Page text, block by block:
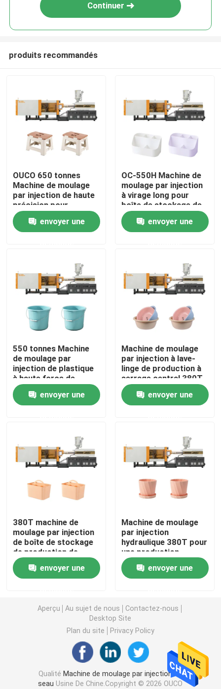
Maison
Produits
Visite d'usine
Contrôle de qualité
Demandez une citation
Machine de moulage par injection de seau
Machine automatique de moulage par injection
Machine hydraulique de moulage par injection
Machine de moulage par injection de haute précision
machine à grande vitesse de moulage par injection
Machine de moulage par injection d'ANIMAL FAMILIER
Machine de moulage par injection de PVC
Mini Injection Molding Machine
Continuer
produits recommandés
OUCO 650 tonnes
Machine de moulage
par injection de haute
précision pour
tabouret pliant en
plastiqueenvoyer une
OC-550H Machine de
moulage par injection
à virage long pour
boîte de stockage de
cosmétiques en
plastiqueenvoyer une
550 tonnes Machine
de moulage par
injection de plastique
à haute force de
serrage pour seau en
plastiqueenvoyer une
Machine de moulage
par injection à lave-
linge de production à
serrage central 380T
envoyer une
380T machine de
moulage par injection
de boîte de stockage
de production de
haute précision
envoyer une
Machine de moulage
par injection
hydraulique 380T pour
une production
efficace de pots de
fleurs envoyer une
Aperçu Au sujet de nous
Contactez-nous
Desktop Site
Plan du site
Privacy Policy
Qualité Machine de moulage par injection de
seau Usine De Chine.Copyright © 2026 OUCO